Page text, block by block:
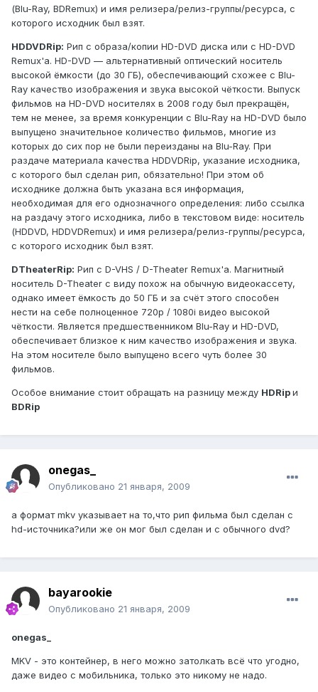
(Blu-Ray, BDRemux) и имя релизера/релиз-группы/ресурса, с
которого исходник был взят.
HDDVDRip: Рип с образа/копии HD-DVD диска или с HD-DVD
Remux'а. HD-DVD — альтернативный оптический носитель
высокой ёмкости (до 30 ГБ), обеспечивающий схожее с Blu-
Ray качество изображения и звука высокой чёткости. Выпуск
фильмов на HD-DVD носителях в 2008 году был прекращён,
тем не менее, за время конкуренции с Blu-Ray на HD-DVD было
выпущено значительное количество фильмов, многие из
которых до сих пор не были переизданы на Blu-Ray. При
раздаче материала качества HDDVDRip, указание исходника,
с которого был сделан рип, обязательно! При этом об
исходнике должна быть указана вся информация,
необходимая для его однозначного определения: либо ссылка
на раздачу этого исходника, либо в текстовом виде: носитель
(HDDVD, HDDVDRemux) и имя релизера/релиз-группы/ресурса,
с которого исходник был взят.
DTheaterRip: Рип с D-VHS / D-Theater Remux'а. Магнитный
носитель D-Theater с виду похож на обычную видеокассету,
однако имеет ёмкость до 50 ГБ и за счёт этого способен
нести на себе полноценное 720p / 1080i видео высокой
чёткости. Является предшественником Blu-Ray и HD-DVD,
обеспечивает близкое к ним качество изображения и звука.
На этом носителе было выпущено всего чуть более 30
фильмов.
Особое внимание стоит обращать на разницу между HDRipи
BDRip
onegas_
Опубликовано 21 января, 2009
а формат mkv указывает на то,что рип фильма был сделан с
hd-источника?или же он мог был сделан и с обычного dvd?
bayarookie
Опубликовано 21 января, 2009
onegas_
MKV - это контейнер, в него можно затолкать всё что угодно,
даже видео с мобильника, только это никому не надо.